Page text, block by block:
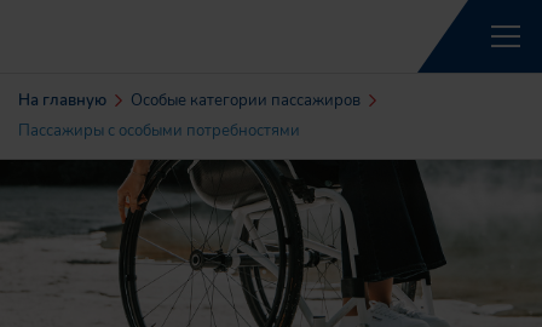
На главную
Особые категории пассажиров
Пассажиры с особыми потребностями